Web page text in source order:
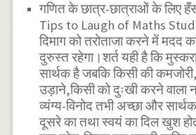
गणित के छात्र-छात्राओं के लिए
Tips to Laugh of Maths
दिमाग को तरोताजा करने में मदद
दुरुस्त रहेगा।शर्त यही है कि
सार्थक है जबकि किसी की
उड़ाने,किसी को दुःखी करने वाला
व्यंग्य-विनोद तभी अच्छा और
दूसरे का तथा स्वयं का दिल खुश